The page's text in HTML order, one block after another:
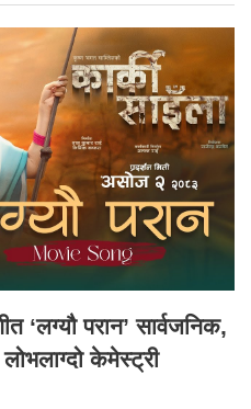
‘लग्यौ परान’ सार्वजनिक,
केमेस्ट्री